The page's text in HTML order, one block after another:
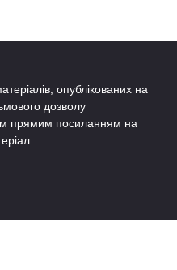
опублікованих на
дозволу
прямим посиланням на